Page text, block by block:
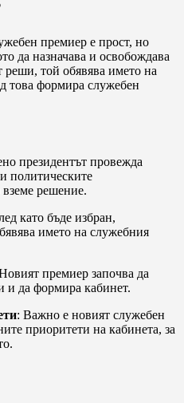
премиер е прост, но
да назначава и освобождава
реши, той обявява името на
това формира служебен
президентът провежда
политическите
вземе решение.
като бъде избран,
името на служебния
премиер започва да
и да формира кабинет.
: Важно е новият служебен
приоритети на кабинета, за